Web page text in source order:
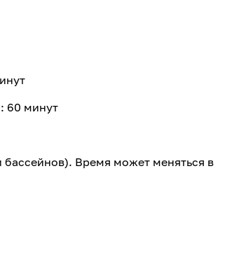
60 минут
бассейнов). Время может меняться в